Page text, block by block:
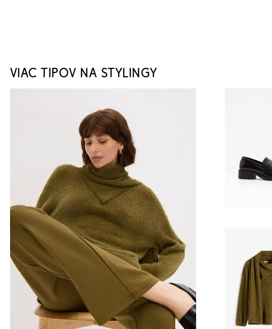
VIAC TIPOV NA STYLINGY